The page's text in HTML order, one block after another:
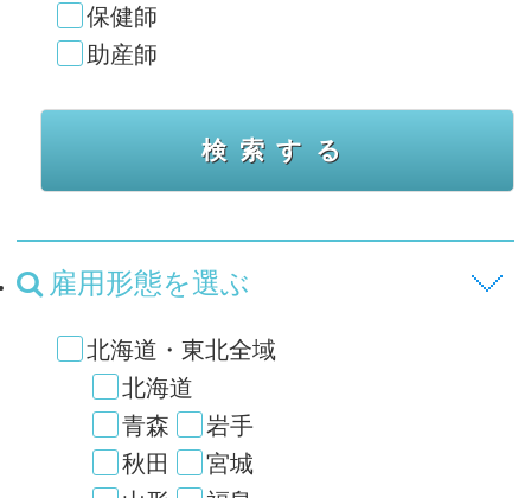
保健師
助産師
雇用形態を選ぶ
北海道・東北全域
北海道
青森
岩手
秋田
宮城